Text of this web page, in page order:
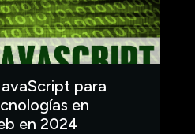
para
en
en 2024